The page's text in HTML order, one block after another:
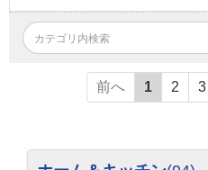
前へ 1 2 3